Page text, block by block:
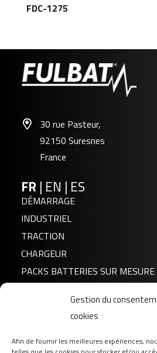
Gestion du
cookies
Afin de fournir les meilleures expériences,
FDC-1275
30 rue Pasteur,
92150 Suresnes
France
FR | EN | ES
DÉMARRAGE
INDUSTRIEL
TRACTION
CHARGEUR
PACKS BATTERIES SUR MESURE
A propos de nous
FAQ